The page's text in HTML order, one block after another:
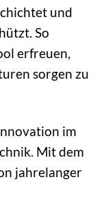
und
So
erfreuen,
sorgen zu
im
Mit dem
jahrelanger